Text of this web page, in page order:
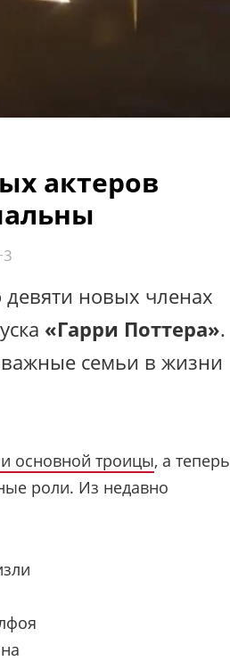
актеров
новых членах
«Гарри Поттера».
важные семьи в жизни
основной троицы, а теперь
роли. Из недавно